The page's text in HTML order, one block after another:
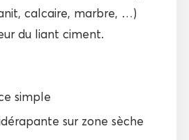
calcaire, marbre, …)
du liant ciment.
simple
sur zone sèche